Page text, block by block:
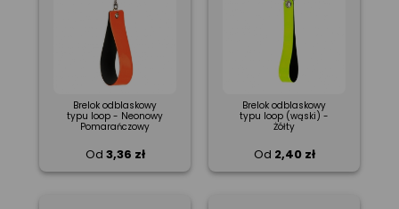
Brelok odblaskowy
typu loop - Neonowy
Pomarańczowy
Od 3,36 zł
Brelok odblaskowy
typu loop (wąski) -
Żółty
Od 2,40 zł